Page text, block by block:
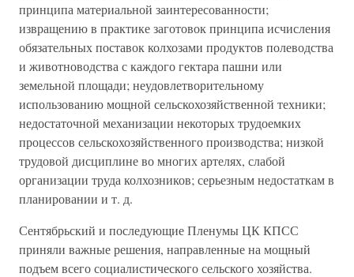
принципа материальной заинтересованности;
извращению в практике заготовок принципа исчисления
обязательных поставок колхозами продуктов полеводства
и животноводства с каждого гектара пашни или
земельной площади; неудовлетворительному
использованию мощной сельскохозяйственной техники;
недостаточной механизации некоторых трудоемких
процессов сельскохозяйственного производства; низкой
трудовой дисциплине во многих артелях, слабой
организации труда колхозников; серьезным недостаткам в
планировании и т. д.
Сентябрьский и последующие Пленумы ЦК КПСС
приняли важные решения, направленные на мощный
подъем всего социалистического сельского хозяйства.